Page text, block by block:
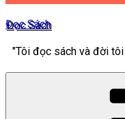
Đọc Sách
"Tôi đọc sách và đời